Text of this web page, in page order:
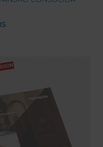
A PRODUÇÃO DE
EM
O PLANO
CRESCIMENTO
NOS 3 A 4 ANOS
EM OPERAÇÃO,
DIGITALIZAÇÃO
FOCADA